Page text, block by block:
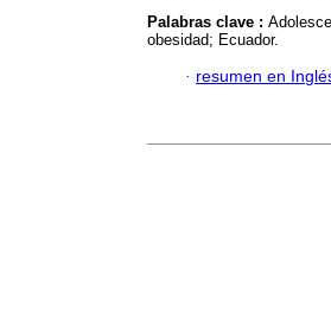
Palabras clave :
obesidad; Ecuador.
· resumen en